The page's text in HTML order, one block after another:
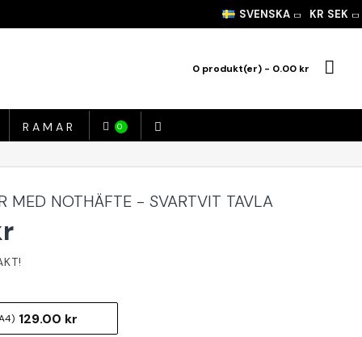
SVENSKA KR SEK
0 produkt(er) - 0.00 kr
RAMAR 0
MED NOTHÄFTE - SVARTVIT TAVLA
129.00 kr